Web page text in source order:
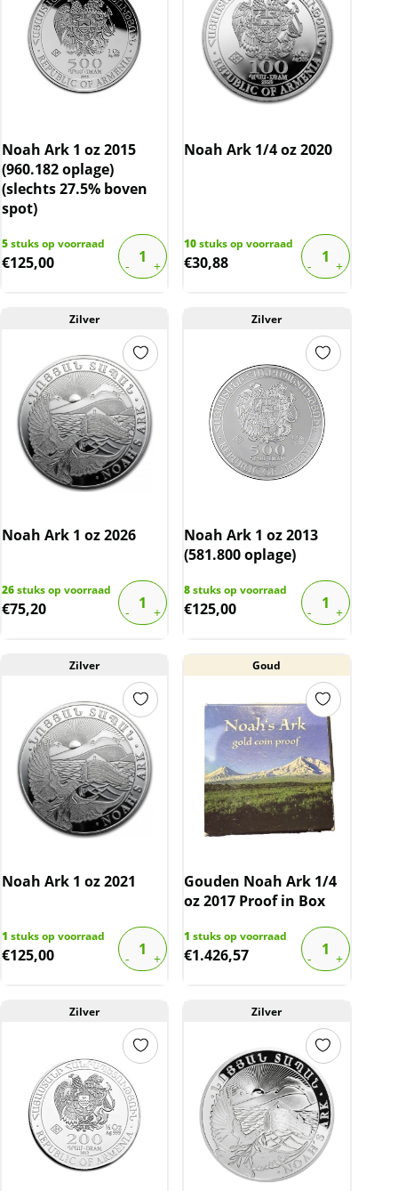
Noah Ark 1 oz 2015
(960.182 oplage)
(slechts 27.5% boven
spot)
5stuks op voorraad
€125,00
Noah Ark 1/4 oz 2020
10stuks op voorraad
€30,88
Zilver
Noah Ark 1 oz 2026
26stuks op voorraad
€75,20
Zilver
Noah Ark 1 oz 2013
(581.800 oplage)
8stuks op voorraad
€125,00
Zilver
Noah Ark 1 oz 2021
1 stuks op voorraad
€125,00
Goud
Gouden Noah Ark 1/4
oz 2017 Proof in Box
1 stuks op voorraad
€1.426,57
Zilver Zilver